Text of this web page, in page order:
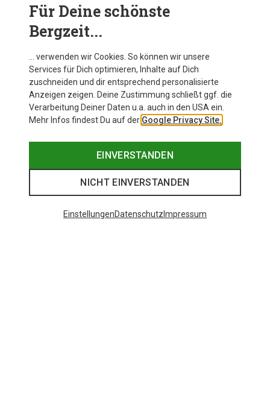
Du sparst 43%
Beliebte Kategorien
Für Deine schönste
Bergzeit...
… verwenden wir Cookies. So können wir unsere
Services für Dich optimieren, Inhalte auf Dich
zuschneiden und dir entsprechend personalisierte
Anzeigen zeigen. Deine Zustimmung schließt ggf. die
Verarbeitung Deiner Daten u.a. auch in den USA ein.
Mehr Infos findest Du auf der Google Privacy Site.
EINVERSTANDEN
NICHT EINVERSTANDEN
EinstellungenDatenschutz Impressum